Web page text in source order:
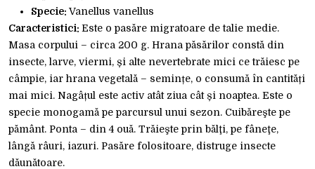
Specie: Vanellus vanellus
Caracteristici: Este o pasăre migratoare de talie medie.
Masa corpului – circa 200 g. Hrana păsărilor constă din
insecte, larve, viermi, și alte nevertebrate mici ce trăiesc pe
câmpie, iar hrana vegetală – semințe, o consumă în cantități
mai mici. Nagâțul este activ atât ziua cât și noaptea. Este o
specie monogamă pe parcursul unui sezon. Cuibăreşte pe
pământ. Ponta – din 4 ouă. Trăieşte prin bălţi, pe fâneţe,
lângă râuri, iazuri. Pasăre folositoare, distruge insecte
dăunătoare.